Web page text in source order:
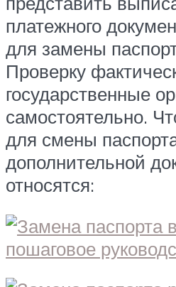
платежного
для замены
Проверку
государственные
самостоятельно.
для смены
дополнительной
относятся: